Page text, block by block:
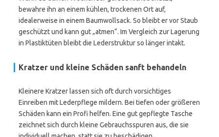
bewahre ihn an einem kühlen, trockenen Ort auf,
idealerweise in einem Baumwollsack. So bleibt er vor Staub
geschützt und kann gut „atmen“. Im Vergleich zur Lagerung
in Plastiktüten bleibt die Lederstruktur so länger intakt.
Kratzer und kleine Schäden sanft behandeln
Kleinere Kratzer lassen sich oft durch vorsichtiges
Einreiben mit Lederpflege mildern. Bei tiefen oder größeren
Schäden kann ein Profi helfen. Eine gut gepflegte Tasche
zeichnet sich durch kleine Gebrauchsspuren aus, die sie